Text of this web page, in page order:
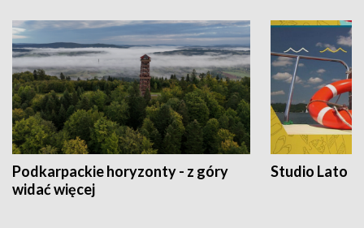
Podkarpackie horyzonty - z góry
widać więcej
Studio Lato